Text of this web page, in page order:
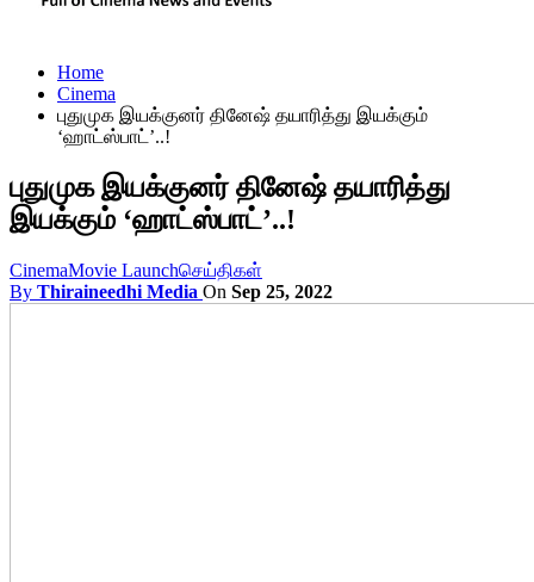
Home
Cinema
புதுமுக இயக்குனர் தினேஷ் தயாரித்து இயக்கும்
‘ஹாட்ஸ்பாட்’..!
புதுமுக இயக்குனர் தினேஷ் தயாரித்து
இயக்கும் ‘ஹாட்ஸ்பாட்’..!
CinemaMovie Launchசெய்திகள்
By Thiraineedhi Media On Sep 25, 2022